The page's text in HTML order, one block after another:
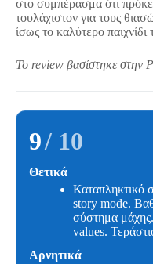
στο συμπέρασμα ότι
τουλάχιστον για τους
ίσως το καλύτερο παιχνίδι
Το review βασίστηκε στην
9/ 10
Θετικά
Καταπληκτικό
story mode.
σύστημα
values.
Αρνητικά